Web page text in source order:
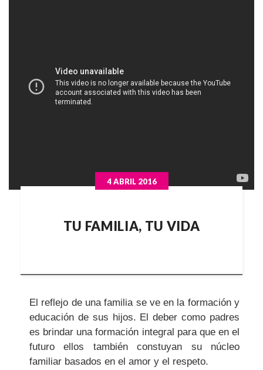
TU FAMILIA, TU VIDA
4 ABRIL 2016
El reflejo de una familia se ve en la formación y
educación de sus hijos. El deber como padres
es brindar una formación integral para que en el
futuro ellos también constuyan su núcleo
familiar basados en el amor y el respeto.